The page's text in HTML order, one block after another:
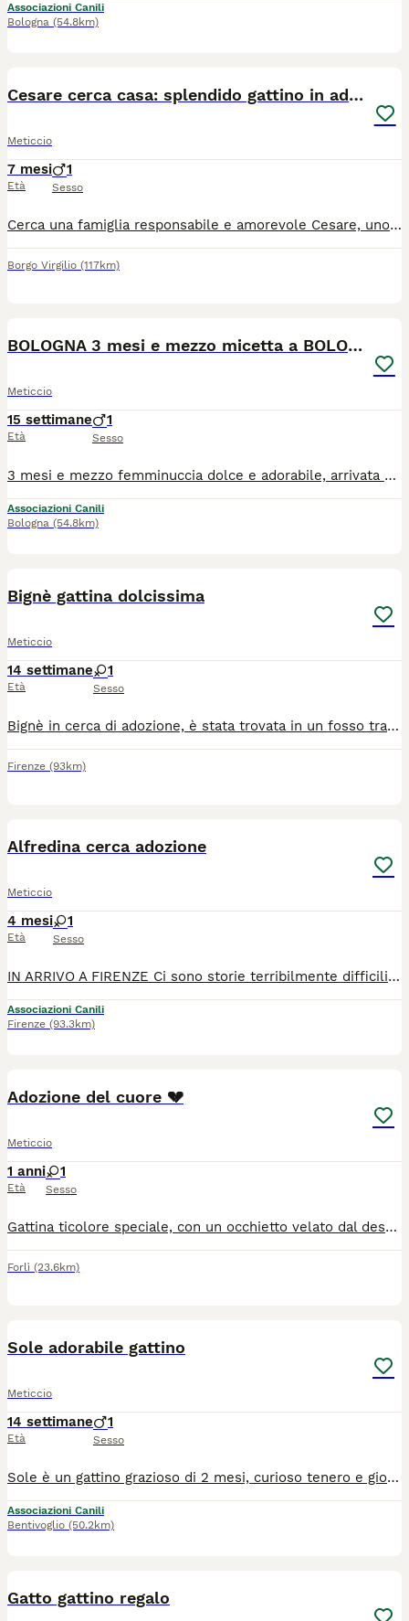
Associazioni Canili
Bologna (54.8km)
Cesare cerca casa: splendido gattino in adozione
Meticcio
7 mesi
Età
1
Sesso
Cerca una famiglia responsabile e amorevole Cesare, uno splendido gattino maschio di circa 7-8 mesi (nato indicativamente tra novembre e dicembre scorsi). Nelle foto può sembrare più grande soltanto perché gli scatti sono stati fatti molto da vicino, ma è ancora un cucciolone. Cesare si cede in regalo esclusivamente a veri amanti degli animali, persone serie che sappiano prendersene cura con la dovuta attenzione e rispetto. Si precisa che l'adozione non è destinata a famiglie che cercano semplicemente un "giocattolo" per bambini, ma a chi desidera accogliere un nuovo membro in famiglia a tutti gli effetti. Il gattino deve ancora effettuare il percorso sanitario di base (sverminazione e vaccinazioni), che sarà a carico del nuovo proprietario. Si cede gratuitamente previa conoscitiva. Se siete persone realmente motivate e desiderate offrire a Cesare una vita serena e ricca d'affetto, potete contattarmi al numero 334 9355649. Si richiede la massima serietà.
Borgo Virgilio (117km)
BOLOGNA 3 mesi e mezzo micetta a BOLOGNA
Meticcio
15 settimane
Età
1
Sesso
3 mesi e mezzo femminuccia dolce e adorabile, arrivata a Bologna da Palermo x cercare adozione. Abituata in casa, cerca famiglia, solo per adozione in casa in sicurezza, dopo pre affido con visita conoscitiva di volontario. Si trova a BOLOGNA lasciare whatsapp con presentazione
Associazioni Canili
Bologna (54.8km)
Bignè gattina dolcissima
Meticcio
14 settimane
Età
1
Sesso
Bignè in cerca di adozione, è stata trovata in un fosso tra i rovi, adesso è sotto cura per una forma virale ma si rimetterà completamente e gli occhietti torneranno normali, ha circa due mesi, sverminata e con antiparassitario, dolcissima e vivace si affida previo questionario conoscitivo e controlli pre e post affido si trova in provincia di Grosseto ma possiamo farla arrivare a Firenze per info 328 903 8326
Firenze (93km)
Alfredina cerca adozione
Meticcio
4 mesi
Età
1
Sesso
IN ARRIVO A FIRENZE Ci sono storie terribilmente difficili da spiegare e raccontare... La sua è una di quelle. NESSUNO LA VUOLE PERCHÉ È NERA. Lei è ALFREDINA, ha quasi 4 mesetti, dolcissima ed è in buona salute. Verrà affidata già sverminata e vaccinata. Venne trovata in strada quando aveva solo 2 mesetti e fu operata d'urgenza: le ebbero dovuto amputare la coda, tutta in necrosi e divorata dai bigattini. Aiutateci a trovarle adozione, vi supplichiamo! Così l'abbiamo chiamata in onore del nostro caro amico Alfred. Alfred sta lottando per vivere ed è in prognosi riservata: ha avuto un bruttissimo incidente sul lavoro. Lui stesso la salvò contribuendo nell'immediato su tutto. Ma poi è successo il fattaccio. Siamo costantemente col pensiero a lui, lui che ci aiutò anche a sistemare i recinti quando non c'era nessuno disposto ad alzarsi le maniche per aiutarci. Tutti gli animaletti gli vogliono bene e siamo certi che ce la farà. Perché il Mondo ha bisogno di persone buone. È adottabile previa compilazione questionario conoscitivo e visita conoscitiva di preaffido. Sterilizzazione obbligatoria. Casa in sicurezza. Per info. 328 817 6356. Lasciateci un piccolo messaggio di presentazione su WhatsApp in caso di mancata risposta. Grazie mille.
Associazioni Canili
Firenze (93.3km)
Adozione del cuore 💔
Meticcio
1 anni
Età
1
Sesso
Gattina ticolore speciale, con un occhietto velato dal destino ma un cuore limpido come l'alba. Non vede da un lato, ma dall'altro ti guarda dritto nell'anima. Perché la vista può mancare, ma l'amore lo sente tutto. Sono stata abbandonata. Avevo paura, fame, sentivo freddo. Tremavo e piangevo. Ero piccola, sola, e miagolavo con tutta la forza della mia vocina. Non volevo morire, volevo solo essere salvata. E qualcuno mi ha sentita. Mi ha raccolta, mi ha stretto forte tra le sue mani, e io mi sono aggrappata con tutta me stessa. In quel momento ho sentito qualcosa che non avevo mai provato prima: il calore umano, la protezione, la sicurezza. Ero debole, disidratata e malata, ma finalmente ero al sicuro. Mi ha curata, nutrita, mi ha dato una speranza. Ho perso un occhio, è vero, ma con quello che mi è rimasto vedo benissimo. E vedo chiaramente quello che desidero: una casa tutta mia e una mamma dal cuore buono. Per sempre. Sogno di essere amata ogni giorno, non solo ogni tanto, come adesso. La mia felicità è semplice, sentire qualcuno vicino, avere compagnia, sia persone, gatti o cagnolini. Il mio cuore si illumina con una presenza accanto, un piccolo gesto d'affetto che mi faccia sentire amata e al sicuro. E io prometto qualcosa che non tutti possono promettere: amerò chi mi sceglierà, farò sorridere ogni giorno. Scioglierò tristezze e preoccupazioni. Anche se mi manca un occhietto, so guardare bene... dritto nel cuore. Ho un anno e mezzo, sono sterilizzata, vaccinata e microchipatta.
Forlì (23.6km)
Sole adorabile gattino
Meticcio
14 settimane
Età
1
Sesso
Sole è un gattino grazioso di 2 mesi, curioso tenero e giocherellone Sua mamma è Fiv Felv negativa Sole si affida al centro nord, vaccinatochippatoe sverminato Info 3313456461
Associazioni Canili
Bentivoglio (50.2km)
Gatto gattino regalo